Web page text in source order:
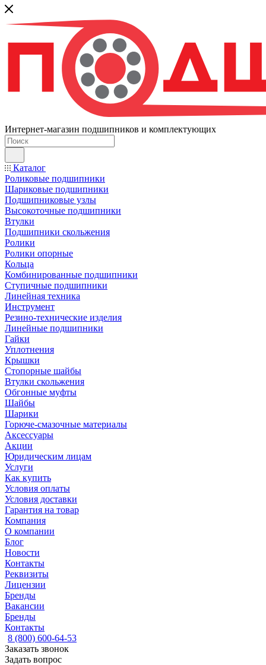
Интернет-магазин подшипников и комплектующих
Каталог
Роликовые подшипники
Шариковые подшипники
Подшипниковые узлы
Высокоточные подшипники
Втулки
Подшипники скольжения
Ролики
Ролики опорные
Кольца
Комбинированные подшипники
Ступичные подшипники
Линейная техника
Инструмент
Резино-технические изделия
Линейные подшипники
Гайки
Уплотнения
Крышки
Стопорные шайбы
Втулки скольжения
Обгонные муфты
Шайбы
Шарики
Горюче-смазочные материалы
Аксессуары
Акции
Юридическим лицам
Услуги
Как купить
Условия оплаты
Условия доставки
Гарантия на товар
Компания
О компании
Блог
Новости
Контакты
Реквизиты
Лицензии
Бренды
Вакансии
Бренды
Контакты
8 (800) 600-64-53
Заказать звонок
Задать вопрос